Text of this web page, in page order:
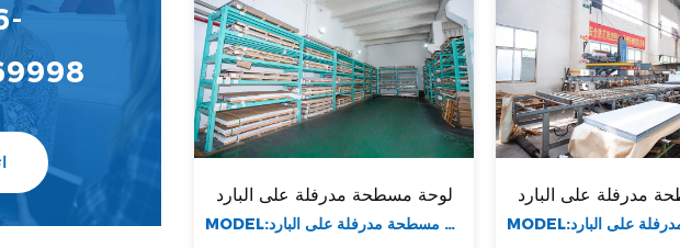
لوحة
MODEL:لوحة مسطحة مدرفلة على البارد
لوحة مسطحة مدرفلة على البارد
MODEL:لوحة مسطحة مدرفلة على البارد
لوحة مسطحة مدرفلة على البارد
MODEL:لوحة مسطحة مدرفلة على البارد